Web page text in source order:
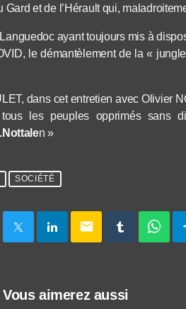
Gard et de l’Hérault qui,
ayant toujours mis à
le démantèlement de la «
dans cet entretien avec Olivier
les peuples opprimés sans
n »
SOCIÉTÉ
email
Vous aimerez aussi